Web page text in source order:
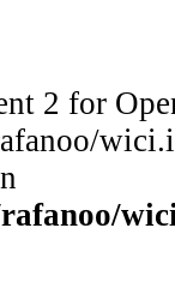
2 for